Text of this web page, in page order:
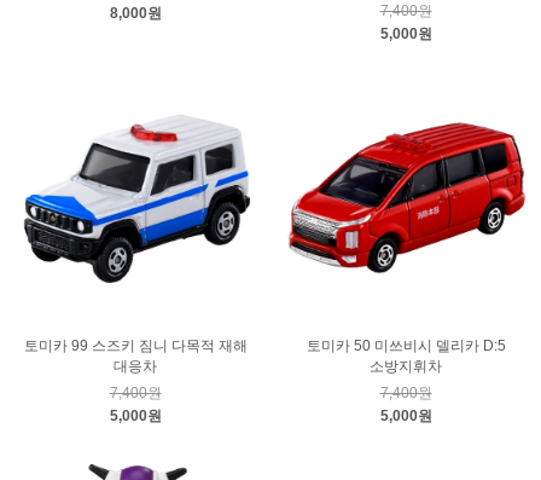
8,000원
7,400원
5,000원
토미카 99 스즈키 짐니 다목적 재해
대응차
7,400원
5,000원
토미카 50 미쓰비시 델리카 D:5
소방지휘차
7,400원
5,000원